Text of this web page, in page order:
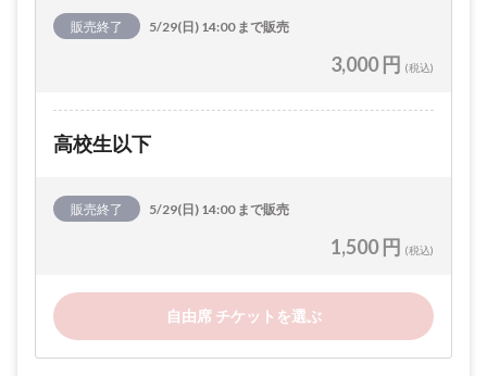
販売終了 5/29(日) 14:00 まで販売
3,000 円 (税込)
高校生以下
販売終了 5/29(日) 14:00 まで販売
1,500 円 (税込)
自由席 チケットを選ぶ